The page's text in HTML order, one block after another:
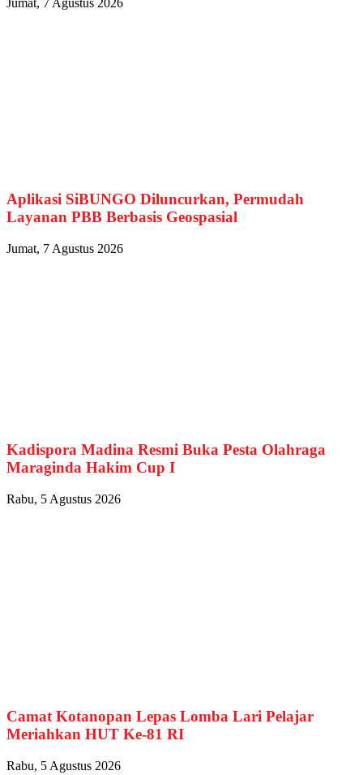
Aplikasi SiBUNGO Diluncurkan, Permudah
Layanan PBB Berbasis Geospasial
Jumat, 7 Agustus 2026
Kadispora Madina Resmi Buka Pesta Olahraga
Maraginda Hakim Cup I
Rabu, 5 Agustus 2026
Camat Kotanopan Lepas Lomba Lari Pelajar
Meriahkan HUT Ke-81 RI
Rabu, 5 Agustus 2026